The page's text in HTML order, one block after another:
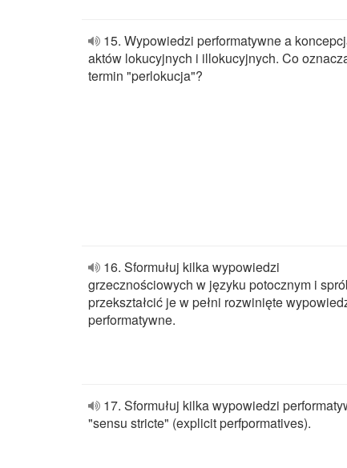
15. Wypowiedzi performatywne a
aktów lokucyjnych i illokucyjnych. Co
termin "perlokucja"?
16. Sformułuj kilka wypowiedzi
grzecznościowych w języku potocznym i
przekształcić je w pełni rozwinięte
performatywne.
17. Sformułuj kilka wypowiedzi
"sensu stricte" (explicit perfpormatives).